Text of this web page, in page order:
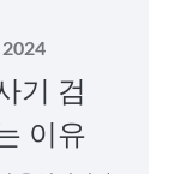
기 검
이유